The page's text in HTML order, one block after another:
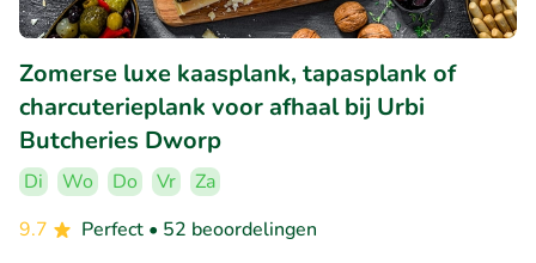
Zomerse luxe kaasplank, tapasplank of
charcuterieplank voor afhaal bij Urbi
Butcheries Dworp
Di Wo Do Vr
Za
9.7
Perfect • 52 beoordelingen